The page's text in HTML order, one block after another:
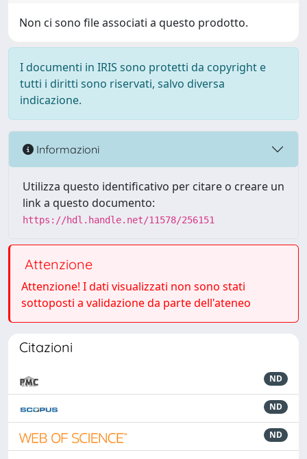
Non ci sono file associati a questo prodotto.
I documenti in IRIS sono protetti da copyright e
tutti i diritti sono riservati, salvo diversa
indicazione.
Informazioni
Utilizza questo identificativo per citare o creare un
link a questo documento:
https://hdl.handle.net/11578/256151
Attenzione
Attenzione! I dati visualizzati non sono stati
sottoposti a validazione da parte dell'ateneo
Citazioni
ND
ND
ND